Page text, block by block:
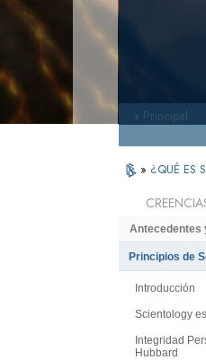
» Principal
» ¿QUÉ ES
Antecedentes
Principios de
Introducción
Scientology
Integridad
Hubbard